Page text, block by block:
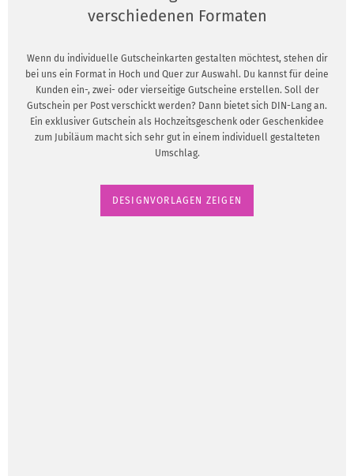
verschiedenen Formaten
Wenn du individuelle Gutscheinkarten gestalten möchtest, stehen dir
bei uns ein Format in Hoch und Quer zur Auswahl. Du kannst für deine
Kunden ein-, zwei- oder vierseitige Gutscheine erstellen. Soll der
Gutschein per Post verschickt werden? Dann bietet sich DIN-Lang an.
Ein exklusiver Gutschein als Hochzeitsgeschenk oder Geschenkidee
zum Jubiläum macht sich sehr gut in einem individuell gestalteten
Umschlag.
DESIGNVORLAGEN ZEIGEN